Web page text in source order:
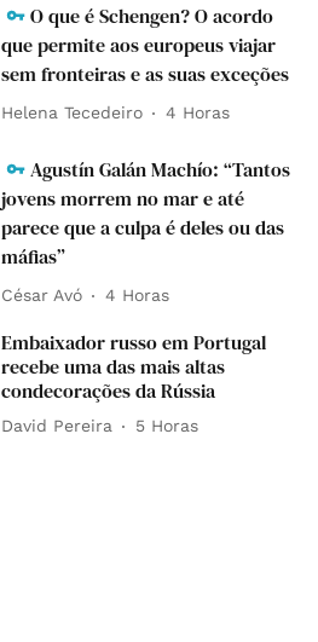
O que é Schengen? O acordo
que permite aos europeus viajar
sem fronteiras e as suas exceções
Helena Tecedeiro 4 Horas
Agustín Galán Machío: “Tantos
jovens morrem no mar e até
parece que a culpa é deles ou das
máfias”
César Avó 4 Horas
Embaixador russo em Portugal
recebe uma das mais altas
condecorações da Rússia
David Pereira 5 Horas